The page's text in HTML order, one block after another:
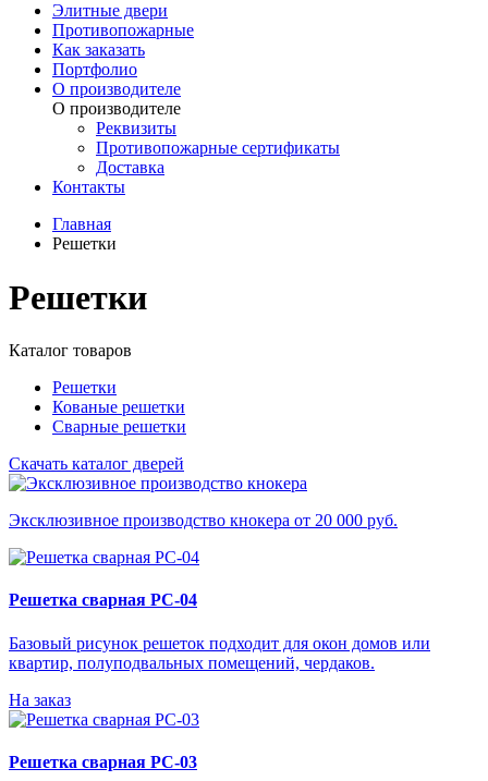
Элитные двери
Противопожарные
Как заказать
Портфолио
О производителе
О производителе
Реквизиты
Противопожарные сертификаты
Доставка
Контакты
Главная
Решетки
Решетки
Каталог товаров
Решетки
Кованые решетки
Сварные решетки
Скачать каталог дверей
Эксклюзивное производство кнокера от 20 000 руб.
Решетка сварная РС-04
Базовый рисунок решеток подходит для окон домов или
квартир, полуподвальных помещений, чердаков.
На заказ
Решетка сварная РС-03